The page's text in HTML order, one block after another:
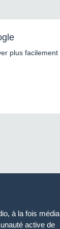
plus facilement
à la fois média
active de